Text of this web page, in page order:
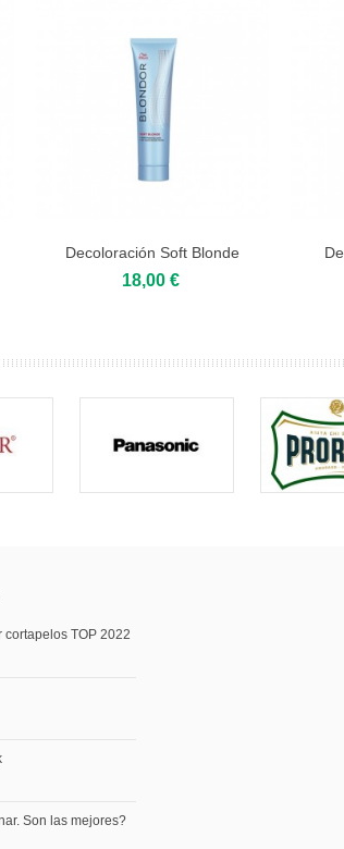
Decoloración Soft Blonde
Cream...
18,00 €
cortapelos TOP 2022
Son las mejores?